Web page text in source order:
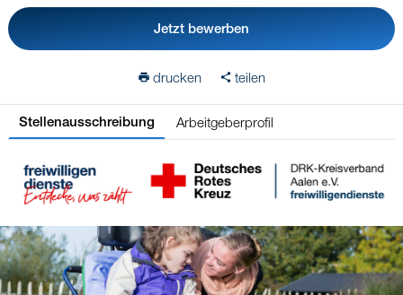
Jetzt bewerben
drucken teilen
Stellenausschreibung Arbeitgeberprofil